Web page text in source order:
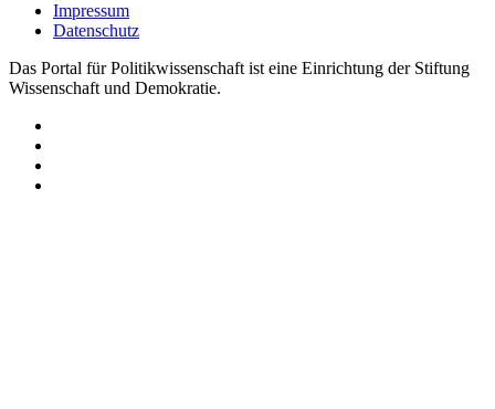
Impressum
Datenschutz
Das Portal für Politikwissenschaft ist eine Einrichtung der Stiftung
Wissenschaft und Demokratie.